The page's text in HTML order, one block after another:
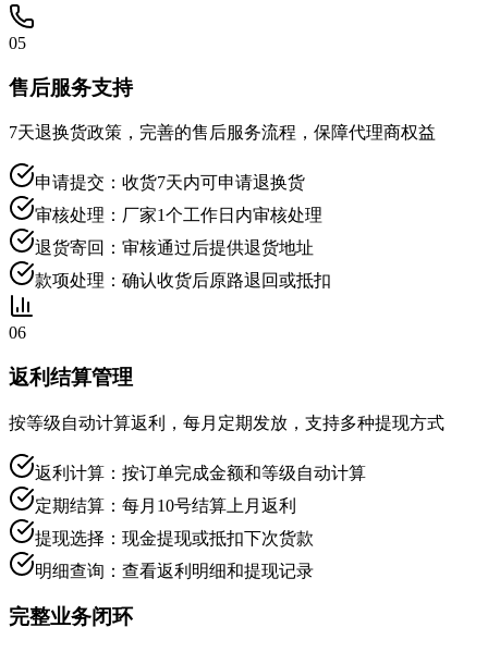
05
售后服务支持
7天退换货政策，完善的售后服务流程，保障代理商权益
申请提交：收货7天内可申请退换货
审核处理：厂家1个工作日内审核处理
退货寄回：审核通过后提供退货地址
款项处理：确认收货后原路退回或抵扣
06
返利结算管理
按等级自动计算返利，每月定期发放，支持多种提现方式
返利计算：按订单完成金额和等级自动计算
定期结算：每月10号结算上月返利
提现选择：现金提现或抵扣下次货款
明细查询：查看返利明细和提现记录
完整业务闭环